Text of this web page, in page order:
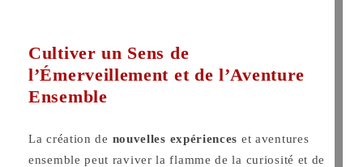
Cultiver un Sens de
l’Émerveillement et de l’Aventure
Ensemble
La création de nouvelles expériences et aventures
ensemble peut raviver la flamme de la curiosité et de